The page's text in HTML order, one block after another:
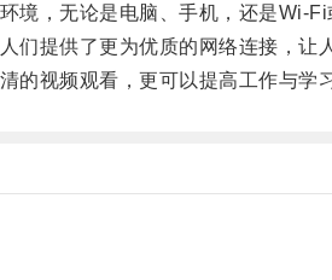
，无论是电脑、手机，还是Wi-Fi
提供了更为优质的网络连接，让
视频观看，更可以提高工作与学